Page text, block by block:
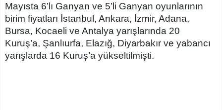
Mayısta 6’lı Ganyan ve 5’li Ganyan oyunlarının
birim fiyatları İstanbul, Ankara, İzmir, Adana,
Bursa, Kocaeli ve Antalya yarışlarında 20
Kuruş’a, Şanlıurfa, Elazığ, Diyarbakır ve yabancı
yarışlarda 16 Kuruş’a yükseltilmişti.